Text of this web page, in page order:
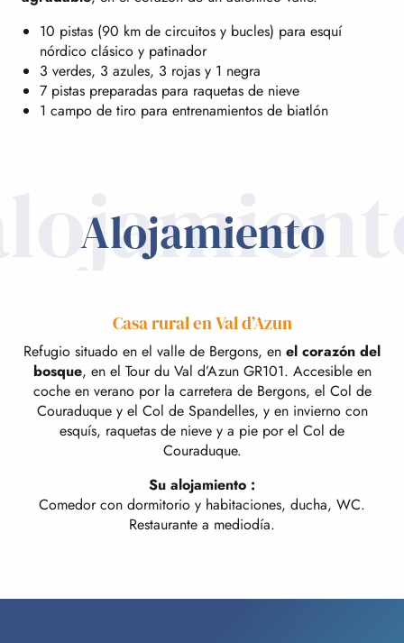
10 pistas (90 km de circuitos y bucles) para esquí
nórdico clásico y patinador
3 verdes, 3 azules, 3 rojas y 1 negra
7 pistas preparadas para raquetas de nieve
1 campo de tiro para entrenamientos de biatlón
Alojamiento
Casa rural en Val d’Azun
Refugio situado en el valle de Bergons, en el corazón del
bosque, en el Tour du Val d’Azun GR101. Accesible en
coche en verano por la carretera de Bergons, el Col de
Couraduque y el Col de Spandelles, y en invierno con
esquís, raquetas de nieve y a pie por el Col de
Couraduque.
Su alojamiento :
Comedor con dormitorio y habitaciones, ducha, WC.
Restaurante a mediodía.